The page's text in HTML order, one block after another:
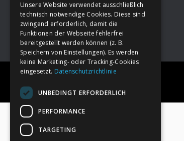
Footer →Deine Spende
Unsere Website verwendet ausschließlich
technisch notwendige Cookies. Diese sind
zwingend erforderlich, damit die
Funktionen der Webseite fehlerfrei
bereitgestellt werden können (z. B.
Speichern von Einstellungen). Es werden
keine Marketing- oder Tracking-Cookies
eingesetzt. Datenschutzrichtlinie
UNBEDINGT ERFORDERLICH
PERFORMANCE
TARGETING